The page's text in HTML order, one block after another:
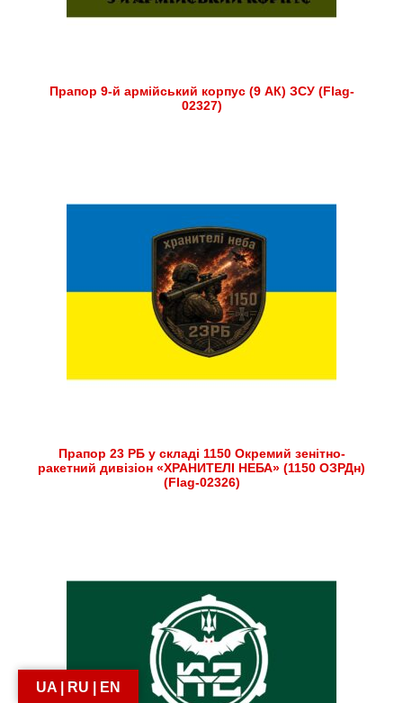
Прапор 9-й армійський корпус (9 АК) ЗСУ (Flag-
02327)
Прапор 23 РБ у складі 1150 Окремий зенітно-
ракетний дивізіон «ХРАНИТЕЛІ НЕБА» (1150 ОЗРДн)
(Flag-02326)
UA | RU | EN